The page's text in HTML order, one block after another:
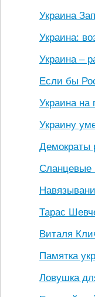
Украина
Украина:
Украина –
Если бы
Украина на
Украину
Демократы
Сланцевые
Тарас
Виталя
Памятка
Ловушка